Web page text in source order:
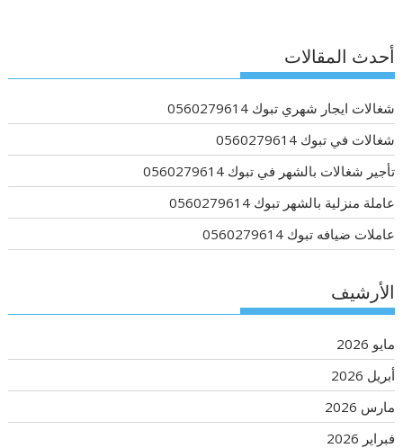
أحدث المقالات
شغالات ايجار شهري تبوك 0560279614
شغالات في تبوك 0560279614
تأجير شغالات بالشهر في تبوك 0560279614
عاملة منزلية بالشهر تبوك 0560279614
عاملات ضيافه تبوك 0560279614
الأرشيف
مايو 2026
أبريل 2026
مارس 2026
فبراير 2026